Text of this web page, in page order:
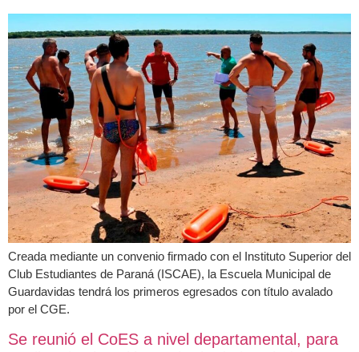
Creada mediante un convenio firmado con el Instituto Superior del
Club Estudiantes de Paraná (ISCAE), la Escuela Municipal de
Guardavidas tendrá los primeros egresados con título avalado
por el CGE.
Se reunió el CoES a nivel departamental, para